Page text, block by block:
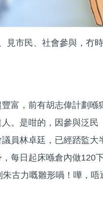
見市民、社會參與，冇
富，前有胡志偉計劃喺
。是咁的，因參與泛民
議員林卓廷，已經踎監
每日起床喺倉內做120
古力嘅雛形喎！嘩，